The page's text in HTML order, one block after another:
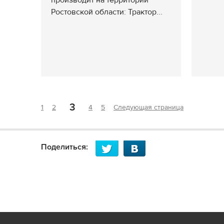
Ростовской области: Трактор...
1 2 3 4 5 Следующая страница
Поделиться: